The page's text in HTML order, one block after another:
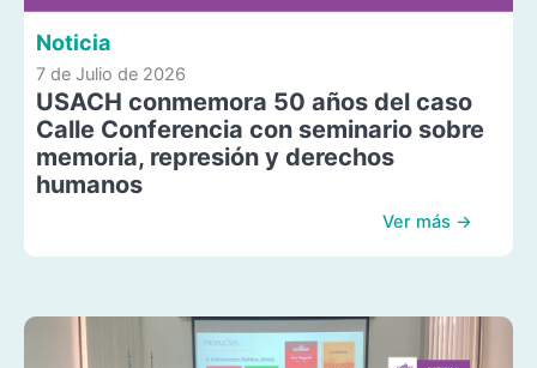
Noticia
7 de Julio de 2026
USACH conmemora 50 años del caso
Calle Conferencia con seminario sobre
memoria, represión y derechos
humanos
Ver más →